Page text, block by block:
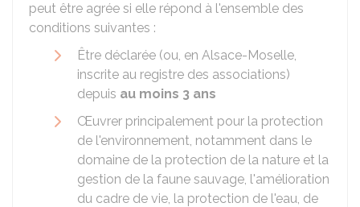
peut être agrée si elle répond à l'ensemble des
conditions suivantes :
Être déclarée (ou, en Alsace-Moselle,
inscrite au registre des associations)
depuis au moins 3 ans
Œuvrer principalement pour la protection
de l'environnement, notamment dans le
domaine de la protection de la nature et la
gestion de la faune sauvage, l'amélioration
du cadre de vie, la protection de l'eau, de